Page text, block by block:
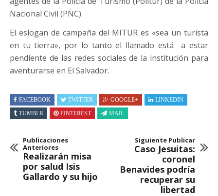
Nacional Civil (PNC).
El eslogan de campaña del MITUR es «sea un turista
en tu tierra», por lo tanto el llamado está a estar
pendiente de las redes sociales de la institución para
aventurarse en El Salvador.
FACEBOOK TWITTER GOOGLE+
LINKEDIN
TUMBLR
PINTEREST MAIL
Publicaciones
Anteriores
Realizarán misa
por salud Isis
Gallardo y su hijo
Siguiente Publicar
Caso Jesuitas:
coronel
Benavides podría
recuperar su
libertad